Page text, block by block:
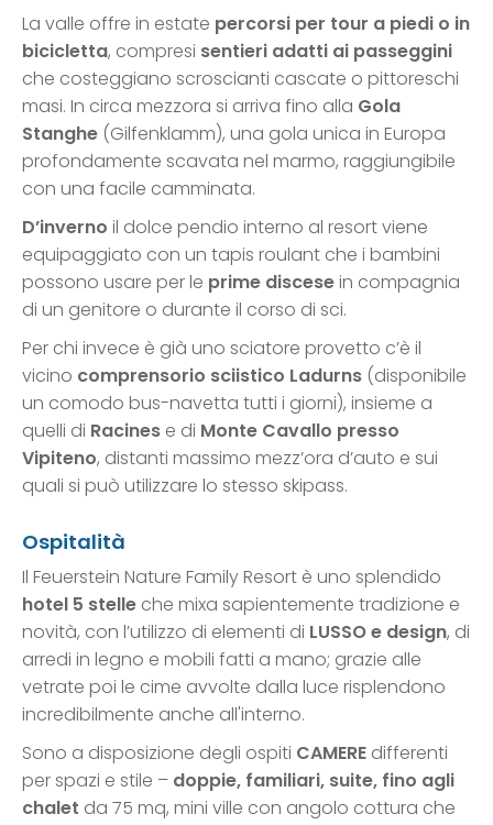
La valle offre in estate percorsi per tour a piedi o in
bicicletta, compresi sentieri adatti ai passeggini
che costeggiano scroscianti cascate o pittoreschi
masi. In circa mezzora si arriva fino alla Gola
Stanghe (Gilfenklamm), una gola unica in Europa
profondamente scavata nel marmo, raggiungibile
con una facile camminata.
D’inverno il dolce pendio interno al resort viene
equipaggiato con un tapis roulant che i bambini
possono usare per le prime discesein compagnia
di un genitore o durante il corso di sci.
Per chi invece è già uno sciatore provetto c’è il
vicino comprensorio sciistico Ladurns (disponibile
un comodo bus-navetta tutti i giorni), insieme a
quelli di Racines e di Monte Cavallo presso
Vipiteno, distanti massimo mezz’ora d’auto e sui
quali si può utilizzare lo stesso skipass.
Ospitalità
Il Feuerstein Nature Family Resort è uno splendido
hotel 5 stelle che mixa sapientemente tradizione e
novità, con l’utilizzo di elementi di LUSSO e design, di
arredi in legno e mobili fatti a mano; grazie alle
vetrate poi le cime avvolte dalla luce risplendono
incredibilmente anche all'interno.
Sono a disposizione degli ospiti CAMERE differenti
per spazi e stile – doppie, familiari, suite, fino agli
chalet da 75 mq, mini ville con angolo cottura che